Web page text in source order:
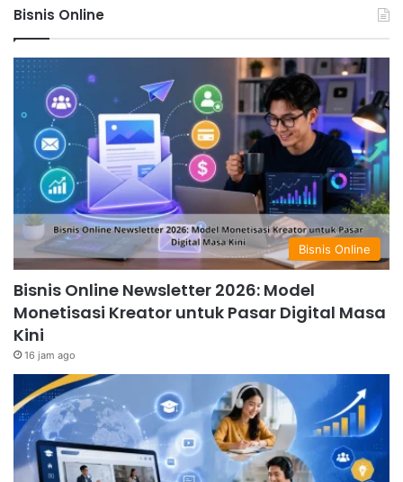
Bisnis Online
Bisnis Online
Bisnis Online Newsletter 2026: Model
Monetisasi Kreator untuk Pasar Digital Masa
Kini
16 jam ago